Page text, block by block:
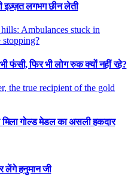
इज़्ज़त लगभग छीन लेती
फंसी, फिर भी लोग रुक क्यों नहीं रहे?
गोल्ड मेडल का असली हकदार
लेंगे हनुमान जी